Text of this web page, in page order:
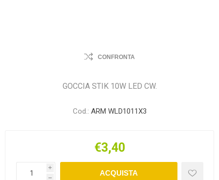
CONFRONTA
GOCCIA STIK 10W LED CW.
Cod.: ARM WLD1011X3
€3,40
i
h
ACQUISTA